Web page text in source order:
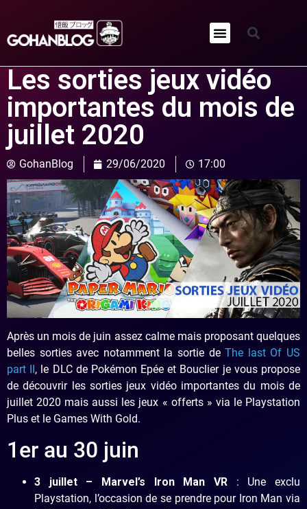
Les sorties jeux vidéo
importantes du mois de
juillet 2020
GohanBlog 29/06/2020 17:00
Après un mois de juin assez calme mais proposant quelques
belles sorties avec notamment la sortie deThe last Of US
part II, le DLC de Pokémon Epée et Bouclier je vous propose
de découvrir les sorties jeux vidéo importantes du mois de
juillet 2020 mais aussi les jeux « offerts » via le Playstation
Plus et le Games With Gold.
1er au 30 juin
3 juillet – Marvel’s Iron Man VR : Une exclu
Playstation, l’occasion de se prendre pour Iron Man via